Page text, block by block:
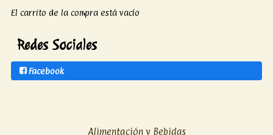
El carrito de la compra está vacío
Redes Sociales
Facebook
Alimentación y Bebidas